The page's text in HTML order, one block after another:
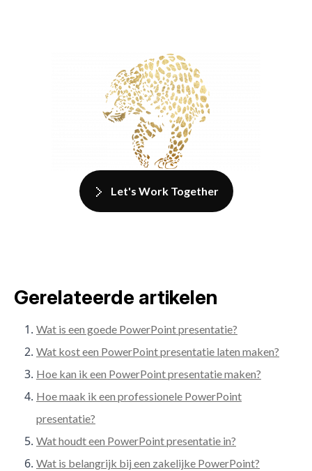
Let's Work Together
Gerelateerde artikelen
Wat is een goede PowerPoint presentatie?
Wat kost een PowerPoint presentatie laten maken?
Hoe kan ik een PowerPoint presentatie maken?
Hoe maak ik een professionele PowerPoint
presentatie?
Wat houdt een PowerPoint presentatie in?
Wat is belangrijk bij een zakelijke PowerPoint?